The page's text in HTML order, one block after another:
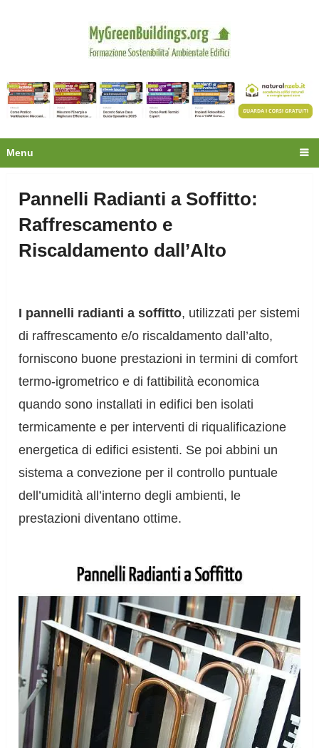
Menu
Pannelli Radianti a Soffitto:
Raffrescamento e
Riscaldamento dall’Alto
I pannelli radianti a soffitto, utilizzati per sistemi
di raffrescamento e/o riscaldamento dall’alto,
forniscono buone prestazioni in termini di comfort
termo-igrometrico e di fattibilità economica
quando sono installati in edifici ben isolati
termicamente e per interventi di riqualificazione
energetica di edifici esistenti. Se poi abbini un
sistema a convezione per il controllo puntuale
dell’umidità all’interno degli ambienti, le
prestazioni diventano ottime.
Privacy
Oltre 30.000 tecnici
fanno già parte della